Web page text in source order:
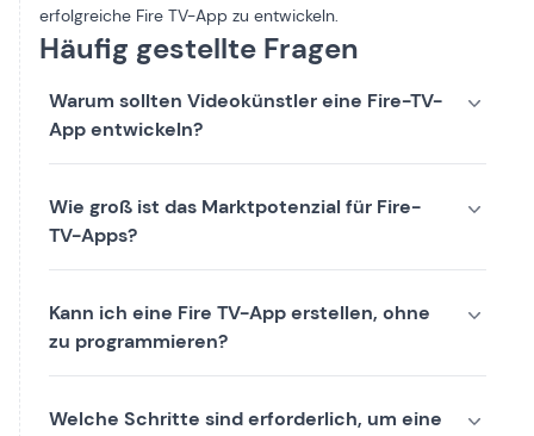
erfolgreiche Fire TV-App zu entwickeln.
Häufig gestellte Fragen
Warum sollten Videokünstler eine Fire-TV-
App entwickeln?
Wie groß ist das Marktpotenzial für Fire-
TV-Apps?
Kann ich eine Fire TV-App erstellen, ohne
zu programmieren?
Welche Schritte sind erforderlich, um eine